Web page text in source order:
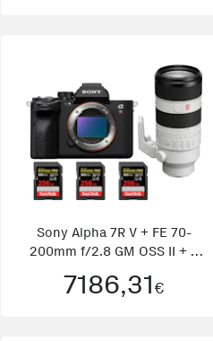
Sony Alpha 7R V + FE 70-
200mm f/2.8 GM OSS II + 3
7186,31€